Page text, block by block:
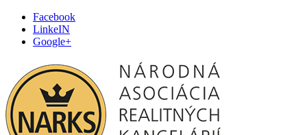
Facebook
LinkeIN
Google+